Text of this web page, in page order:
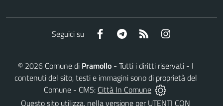
Seguici su Facebook Telegram RSS
© 2026Comune di Pramollo- Tutti i diritti riservati - I
contenuti del sito, testi e immagini sono di proprietà del
Comune - CMS: Città In Comune
Questo sito utilizza, nella versione per UTENTI CON